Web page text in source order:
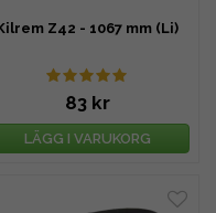
Z42 - 1067 mm (Li)
83 kr
LÄGG I VARUKORG